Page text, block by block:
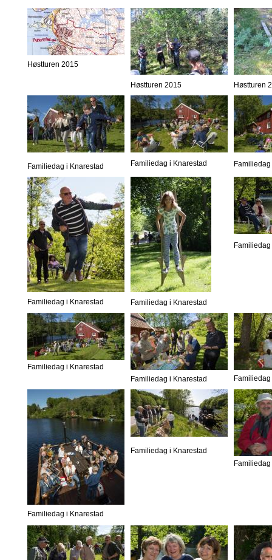
Høstturen 2015
Høstturen 2015 Høstturen
Familiedag i Knarestad Familiedag i Knarestad
Familiedag i Knarestad Familiedag i Knarestad
Familiedag i Knarestad
Familiedag i Knarestad
Familiedag i Knarestad
Familiedag i Knarestad